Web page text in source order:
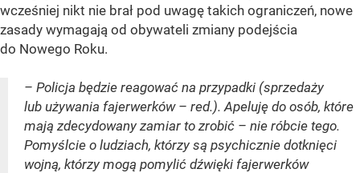
wcześniej nikt nie brał pod uwagę takich ograniczeń, nowe
zasady wymagają od obywateli zmiany podejścia
do Nowego Roku.
– Policja będzie reagować na przypadki (sprzedaży
lub używania fajerwerków – red.). Apeluję do osób, które
mają zdecydowany zamiar to zrobić – nie róbcie tego.
Pomyślcie o ludziach, którzy są psychicznie dotknięci
wojną, którzy mogą pomylić dźwięki fajerwerków